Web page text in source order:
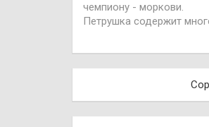
чемпиону - моркови.
Петрушка содержит
действия петрушка
устранения неприятного
Свежезамороженная